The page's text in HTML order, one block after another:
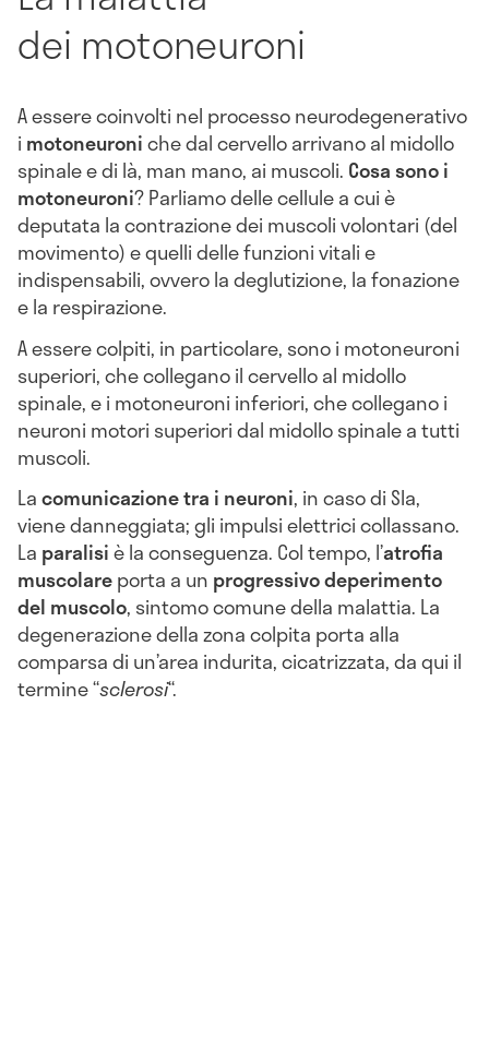
dei motoneuroni
A essere coinvolti nel processo neurodegenerativo
i motoneuroniche dal cervello arrivano al midollo
spinale e di là, man mano, ai muscoli. Cosa sono i
motoneuroni? Parliamo delle cellule a cui è
deputata la contrazione dei muscoli volontari (del
movimento) e quelli delle funzioni vitali e
indispensabili, ovvero la deglutizione, la fonazione
e la respirazione.
A essere colpiti, in particolare, sono i motoneuroni
superiori, che collegano il cervello al midollo
spinale, e i motoneuroni inferiori, che collegano i
neuroni motori superiori dal midollo spinale a tutti
muscoli.
Lacomunicazione tra i neuroni, in caso di Sla,
viene danneggiata; gli impulsi elettrici collassano.
La paralisiè la conseguenza. Col tempo, l’atrofia
muscolareporta a un progressivo deperimento
del muscolo, sintomo comune della malattia. La
degenerazione della zona colpita porta alla
comparsa di un’area indurita, cicatrizzata, da qui il
termine “sclerosi“.